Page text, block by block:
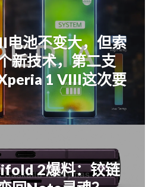
电池不变大，但索
新技术，第二支
1 VIII这次要
2爆料：铰链